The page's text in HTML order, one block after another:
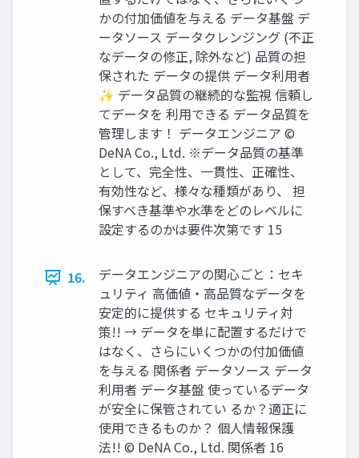
かの付加価値を与える データ基盤 デ
ータソース データクレンジング (不正
なデータの修正, 除外など) 品質の担
保された データの提供 データ利⽤者
✨ データ品質の継続的な監視 信頼し
てデータを 利⽤できる データ品質を
管理します！ データエンジニア ©
DeNA Co., Ltd. ※データ品質の基準
として、完全性、⼀貫性、正確性、
有効性など、様々な種類があり、 担
保すべき基準や⽔準をどのレベルに
設定するのかは要件次第です 15
16.
データエンジニアの関⼼ごと：セキ
ュリティ ⾼価値‧⾼品質なデータを
安定的に提供する セキュリティ対
策!! → データを単に配置するだけで
はなく、さらにいくつかの付加価値
を与える 関係者 データソース データ
利⽤者 データ基盤 使っているデータ
が安全に保管されてい るか？適正に
使⽤できるものか？ 個⼈情報保護
法!! © DeNA Co., Ltd. 関係者 16